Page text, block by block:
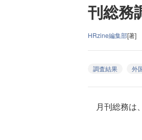
刊総務
HRzine編集部[著]
調査結果 外
月刊総務は